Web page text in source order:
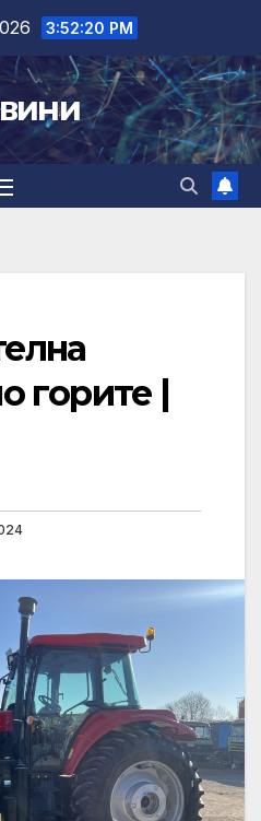
3:52:21 PM
горите |